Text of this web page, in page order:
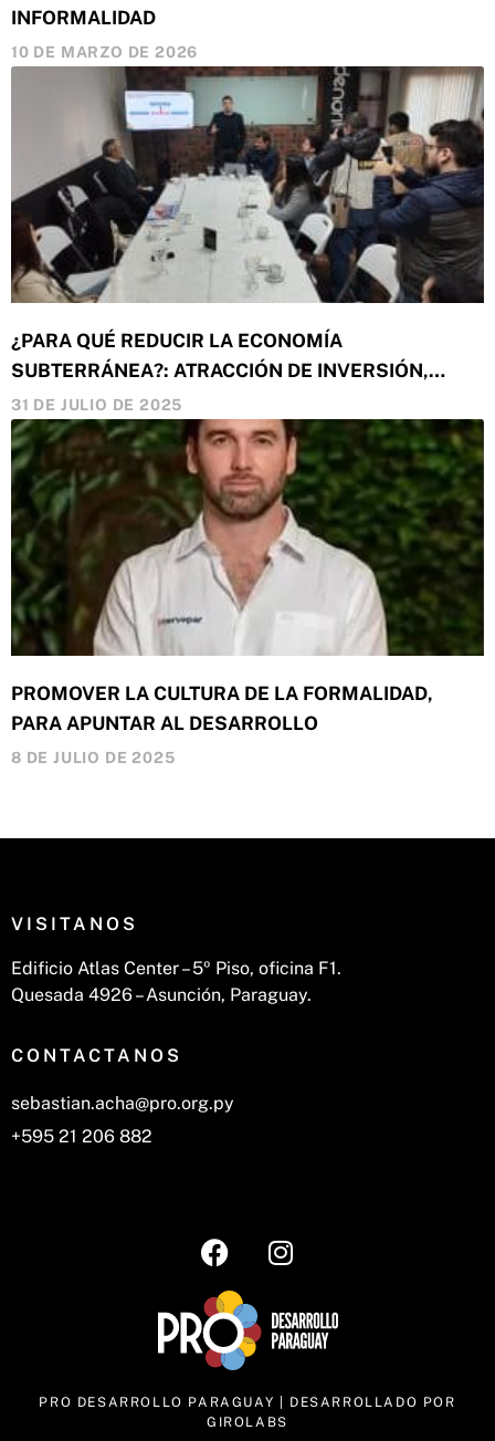
INFORMALIDAD
10 DE MARZO DE 2026
¿PARA QUÉ REDUCIR LA ECONOMÍA
SUBTERRÁNEA?: ATRACCIÓN DE INVERSIÓN,
CALIDAD DE VIDA Y CRECIMIENTO SOSTENIDO
31 DE JULIO DE 2025
PROMOVER LA CULTURA DE LA FORMALIDAD,
PARA APUNTAR AL DESARROLLO
8 DE JULIO DE 2025
VISITANOS
Edificio Atlas Center – 5º Piso, oficina F1.
Quesada 4926 – Asunción, Paraguay.
CONTACTANOS
sebastian.acha@pro.org.py
+595 21 206 882
PRO DESARROLLO PARAGUAY | DESARROLLADO POR
GIROLABS